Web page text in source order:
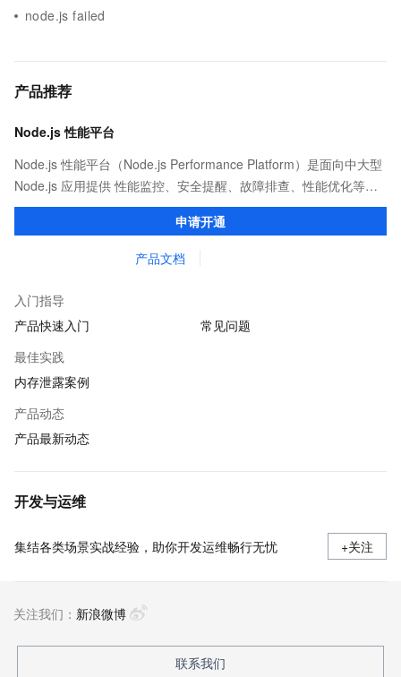
node.js failed
产品推荐
Node.js 性能平台
Node.js 性能平台（Node.js Performance Platform）是面向中大型
Node.js 应用提供 性能监控、安全提醒、故障排查、性能优化等服
务的整体性解决方案。提供完善的工具链和服务，协助客户主动、
申请开通
产品文档
入门指导
产品快速入门
常见问题
最佳实践
内存泄露案例
产品动态
产品最新动态
开发与运维
集结各类场景实战经验，助你开发运维畅行无忧 +关注
关注我们： 新浪微博
联系我们